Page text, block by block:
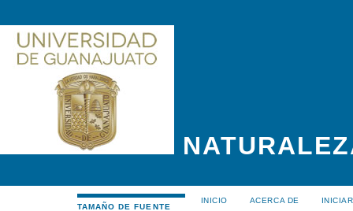
TAMAÑO DE FUENTE
INICIO ACERCA DE